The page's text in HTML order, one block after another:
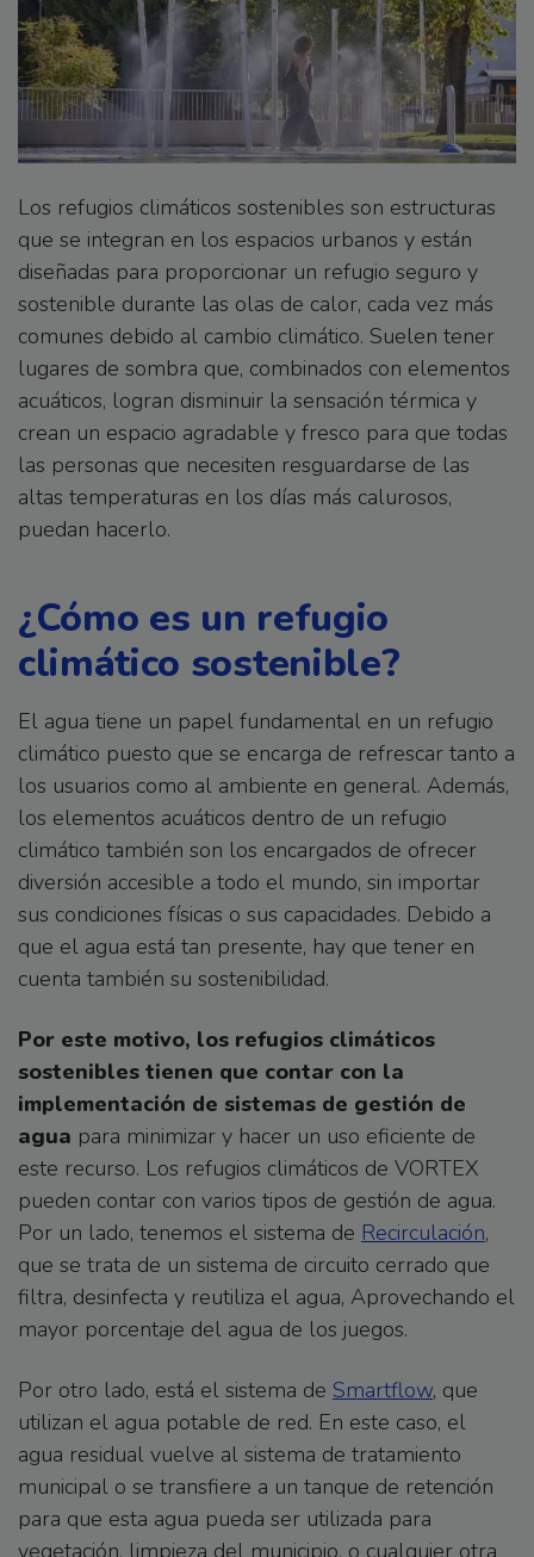
Los refugios climáticos sostenibles son estructuras
que se integran en los espacios urbanos y están
diseñadas para proporcionar un refugio seguro y
sostenible durante las olas de calor, cada vez más
comunes debido al cambio climático. Suelen tener
lugares de sombra que, combinados con elementos
acuáticos, logran disminuir la sensación térmica y
crean un espacio agradable y fresco para que todas
las personas que necesiten resguardarse de las
altas temperaturas en los días más calurosos,
puedan hacerlo.
¿Cómo es un refugio
climático sostenible?
El agua tiene un papel fundamental en un refugio
climático puesto que se encarga de refrescar tanto a
los usuarios como al ambiente en general. Además,
los elementos acuáticos dentro de un refugio
climático también son los encargados de ofrecer
diversión accesible a todo el mundo, sin importar
sus condiciones físicas o sus capacidades. Debido a
que el agua está tan presente, hay que tener en
cuenta también su sostenibilidad.
Por este motivo, los refugios climáticos
sostenibles tienen que contar con la
implementación de sistemas de gestión de
agua para minimizar y hacer un uso eficiente de
este recurso. Los refugios climáticos de VORTEX
pueden contar con varios tipos de gestión de agua.
Por un lado, tenemos el sistema de Recirculación,
que se trata de un sistema de circuito cerrado que
filtra, desinfecta y reutiliza el agua, Aprovechando el
mayor porcentaje del agua de los juegos.
Por otro lado, está el sistema de Smartflow, que
utilizan el agua potable de red. En este caso, el
agua residual vuelve al sistema de tratamiento
municipal o se transfiere a un tanque de retención
para que esta agua pueda ser utilizada para